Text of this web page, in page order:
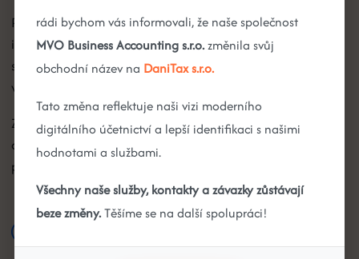
Poskytovatel je povinen zachovávat mlčenlivost o všech
informacích, které se dozví v souvislosti s poskytováním
služeb. Tato povinnost trvá i po skončení smluvního
vztahu.
Zpracování osobních údajů se řídí zásadami ochrany
osobních údajů dostupnými na
právními předpisy (GDPR).
rádi bychom vás informovali, že naše společnost
MVO Business Accounting s.r.o.změnila svůj
obchodní název na DaniTax s.r.o.
Tato změna reflektuje naši vizi moderního
digitálního účetnictví a lepší identifikaci s našimi
hodnotami a službami.
Všechny naše služby, kontakty a závazky zůstávají
beze změny.Těšíme se na další spolupráci!